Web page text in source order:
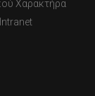
Χαρακτήρα